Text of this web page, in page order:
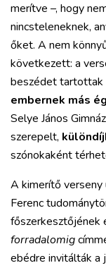
merítve –, hogy
nincsteleneknek,
őket. A nem
következett: a
beszédet tartottak
embernek más
Selye János
szerepelt,
szónokaként
A kimerítő verseny
Ferenc
főszerkesztőjének
forradalomig
ebédre invitálták a